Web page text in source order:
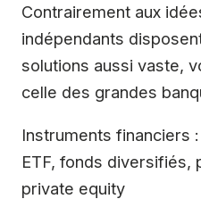
Contrairement aux
indépendants
solutions aussi vaste,
celle des grandes
Instruments financiers
ETF, fonds diversifiés,
private equity